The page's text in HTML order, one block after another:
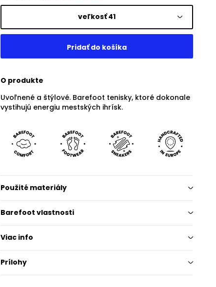
veľkosť 41
O produkte
Uvoľnené a štýlové. Barefoot tenisky, ktoré dokonale
vystihujú energiu mestských ihrísk.
Použité materiály
Barefoot vlastnosti
Viac info
Prílohy